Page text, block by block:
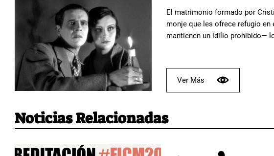
El matrimonio formado por
monje que les ofrece refugio
mantienen un idilio prohibido—
Ver Más
Noticias Relacionadas